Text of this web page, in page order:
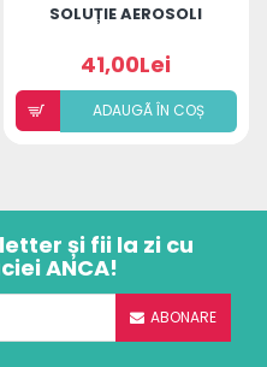
SOLUȚIE AEROSOLI
41,00Lei
ADAUGÃ ÎN COȘ
și fii la zi cu
ANCA!
ABONARE